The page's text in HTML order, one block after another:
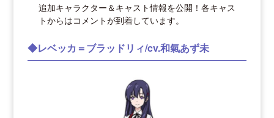
追加キャラクター＆キャスト情報を公開！各キャス
トからはコメントが到着しています。
◆レベッカ＝ブラッドリィ/cv.和氣あず未